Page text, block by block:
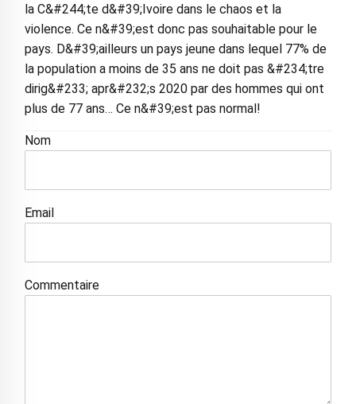
la C&#244;te d&#39;Ivoire dans le chaos et la
violence. Ce n&#39;est donc pas souhaitable pour le
pays. D&#39;ailleurs un pays jeune dans lequel 77% de
la population a moins de 35 ans ne doit pas &#234;tre
dirig&#233; apr&#232;s 2020 par des hommes qui ont
plus de 77 ans… Ce n&#39;est pas normal!
Nom
Email
Commentaire